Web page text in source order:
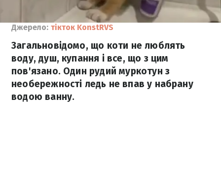
Джерело: тікток KonstRVS
Загальновідомо, що коти не люблять
воду, душ, купання і все, що з цим
пов'язано. Один рудий муркотун з
необережності ледь не впав у набрану
водою ванну.